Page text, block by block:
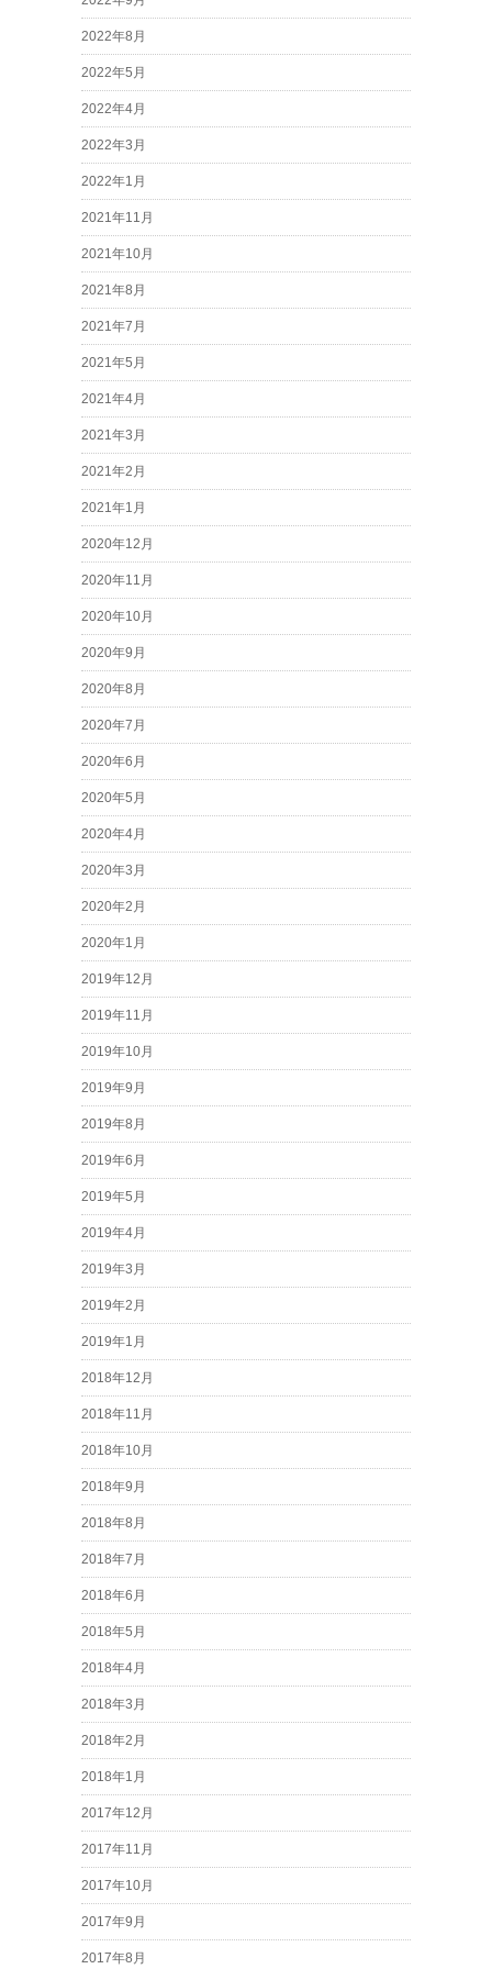
2022年8月
2022年5月
2022年4月
2022年3月
2022年1月
2021年11月
2021年10月
2021年8月
2021年7月
2021年5月
2021年4月
2021年3月
2021年2月
2021年1月
2020年12月
2020年11月
2020年10月
2020年9月
2020年8月
2020年7月
2020年6月
2020年5月
2020年4月
2020年3月
2020年2月
2020年1月
2019年12月
2019年11月
2019年10月
2019年9月
2019年8月
2019年6月
2019年5月
2019年4月
2019年3月
2019年2月
2019年1月
2018年12月
2018年11月
2018年10月
2018年9月
2018年8月
2018年7月
2018年6月
2018年5月
2018年4月
2018年3月
2018年2月
2018年1月
2017年12月
2017年11月
2017年10月
2017年9月
2017年8月